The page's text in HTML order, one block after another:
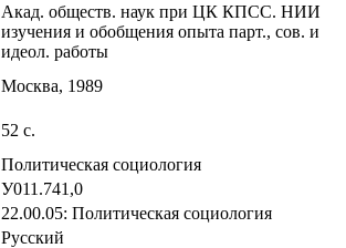
Акад. обществ. наук при ЦК КПСС. НИИ
изучения и обобщения опыта парт., сов. и
идеол. работы
Москва, 1989
52 с.
Политическая социология
У011.741,0
22.00.05: Политическая социология
Русский